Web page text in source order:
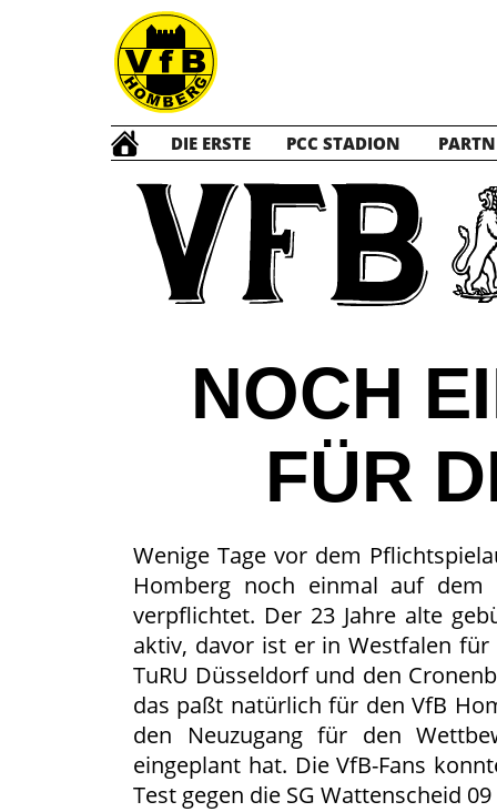
DIE ERSTE PCC STADION
NOCH
FÜR
Wenige Tage vor dem
Homberg noch einmal auf dem
verpflichtet. Der 23 Jahre alte
aktiv, davor ist er in Westfalen für
TuRU Düsseldorf und den
das paßt natürlich für den VfB
den Neuzugang für den
eingeplant hat. Die VfB-Fans
Test gegen die SG Wattenscheid